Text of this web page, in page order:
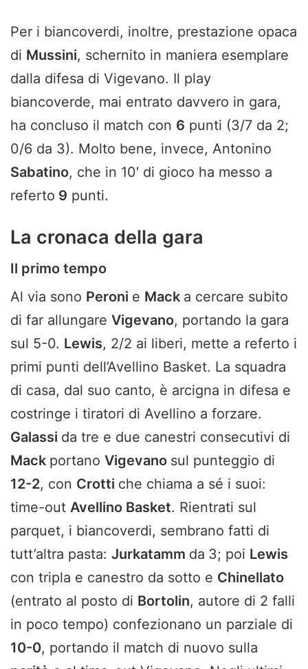
Per i biancoverdi, inoltre, prestazione opaca
di Mussini, schernito in maniera esemplare
dalla difesa di Vigevano. Il play
biancoverde, mai entrato davvero in gara,
ha concluso il match con 6 punti (3/7 da 2;
0/6 da 3). Molto bene, invece, Antonino
Sabatino, che in 10′ di gioco ha messo a
referto 9 punti.
La cronaca della gara
Il primo tempo
Al via sono Peroni e Mack a cercare subito
di far allungare Vigevano, portando la gara
sul 5-0. Lewis, 2/2 ai liberi, mette a referto i
primi punti dell’Avellino Basket. La squadra
di casa, dal suo canto, è arcigna in difesa e
costringe i tiratori di Avellino a forzare.
Galassi da tre e due canestri consecutivi di
Mack portano Vigevano sul punteggio di
12-2, con Crotti che chiama a sé i suoi:
time-out Avellino Basket. Rientrati sul
parquet, i biancoverdi, sembrano fatti di
tutt’altra pasta: Jurkatamm da 3; poi Lewis
con tripla e canestro da sotto e Chinellato
(entrato al posto di Bortolin, autore di 2 falli
in poco tempo) confezionano un parziale di
10-0, portando il match di nuovo sulla